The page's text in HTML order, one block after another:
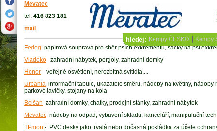
hledej: Kempy ČESKO Kempy
Mevatec
tel: 416 823 181
mail
Fedog papírová souprava pro sběr psích exkrementů, sáčky na psí
Vladeko zahradní nábytek, pergoly, zahradní domky
Honor veřejné osvětlení, nerozbitná svítidla,...
Urbania informační tabule, ukazatele směru, nádoby na květiny, nádoby
parkové lavičky, stojany na kola
Belšan zahradní domky, chatky, prodejní stánky, zahradní nábytek
Mevatec nádoby na odpad, vybavení skladů, kanceláří, manipulační
TPmont- PVC desky jako trvalá nebo dočasná pokládka za účele